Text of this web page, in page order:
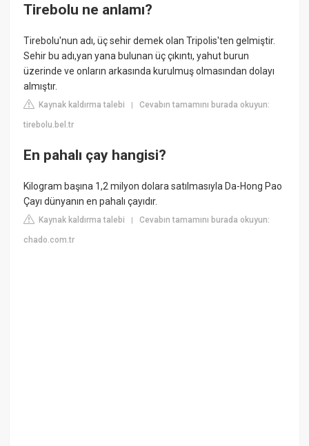
Tirebolu ne anlamı?
Tirebolu'nun adı, üç sehir demek olan Tripolis'ten gelmiştir.
Sehir bu adı,yan yana bulunan üç çıkıntı, yahut burun
üzerinde ve onların arkasında kurulmuş olmasından dolayı
almıştır.
Kaynak kaldırma talebi |Cevabın tamamını burada okuyun:
tirebolu.bel.tr
En pahalı çay hangisi?
Kilogram başına 1,2 milyon dolara satılmasıyla Da-Hong Pao
Çayı dünyanın en pahalı çayıdır.
Kaynak kaldırma talebi |Cevabın tamamını burada okuyun:
chado.com.tr